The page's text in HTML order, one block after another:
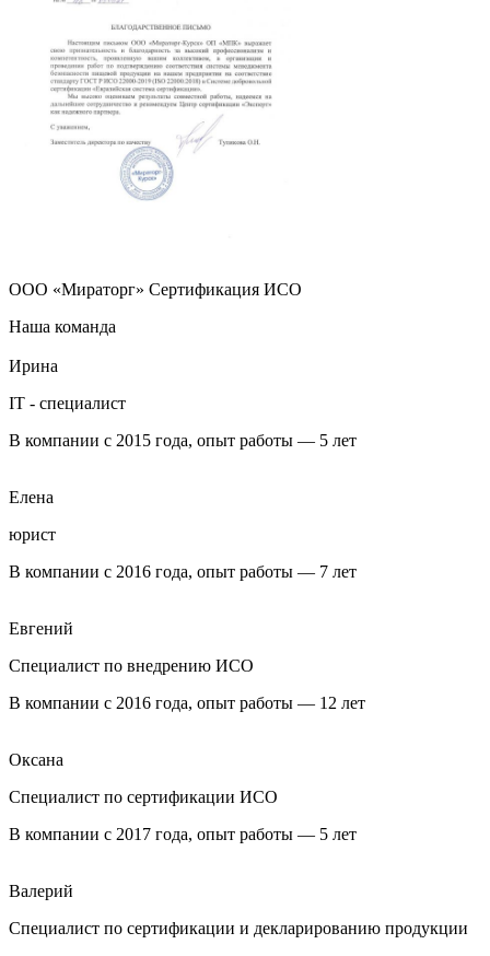
ООО «Мираторг» Сертификация ИСО
Наша команда
Ирина
IT - специалист
В компании с 2015 года, опыт работы — 5 лет
Елена
юрист
В компании с 2016 года, опыт работы — 7 лет
Евгений
Специалист по внедрению ИСО
В компании с 2016 года, опыт работы — 12 лет
Оксана
Специалист по сертификации ИСО
В компании с 2017 года, опыт работы — 5 лет
Валерий
Специалист по сертификации и декларированию продукции